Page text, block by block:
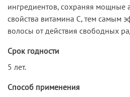
ингредиентов, сохраняя мощные
свойства витамина С, тем самым
волосы от действия свободных
Срок годности
5 лет.
Способ применения